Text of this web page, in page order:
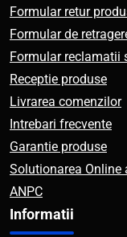
Formular retur
Formular de
Formular reclamatii
Receptie produse
Livrarea comenzilor
Intrebari frecvente
Garantie produse
Solutionarea Online
ANPC
Informatii